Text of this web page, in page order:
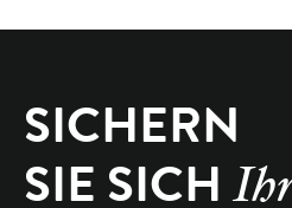
SICHERN
SIE SICH